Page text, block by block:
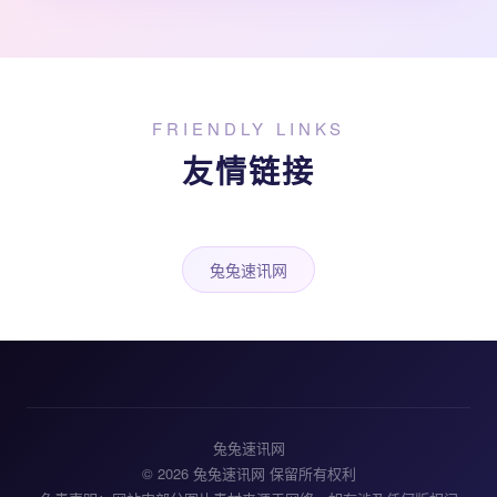
FRIENDLY LINKS
友情链接
兔兔速讯网
兔兔速讯网
© 2026 兔兔速讯网 保留所有权利